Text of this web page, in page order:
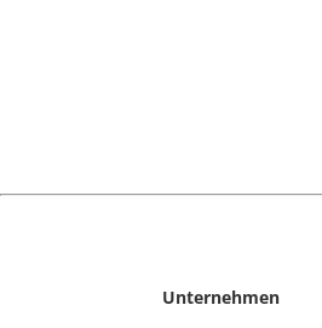
Unternehmen